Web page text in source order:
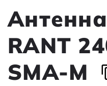
RANT
SMA-M